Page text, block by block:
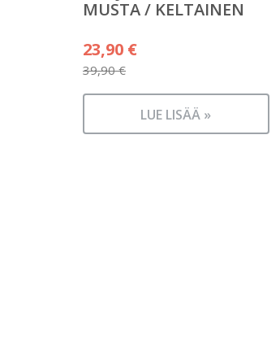
MUSTA / KELTAINEN
39,90€
Alkuperäinen
hinta
oli:
23,90 €
Nykyinen
on:
LUE LISÄÄ »